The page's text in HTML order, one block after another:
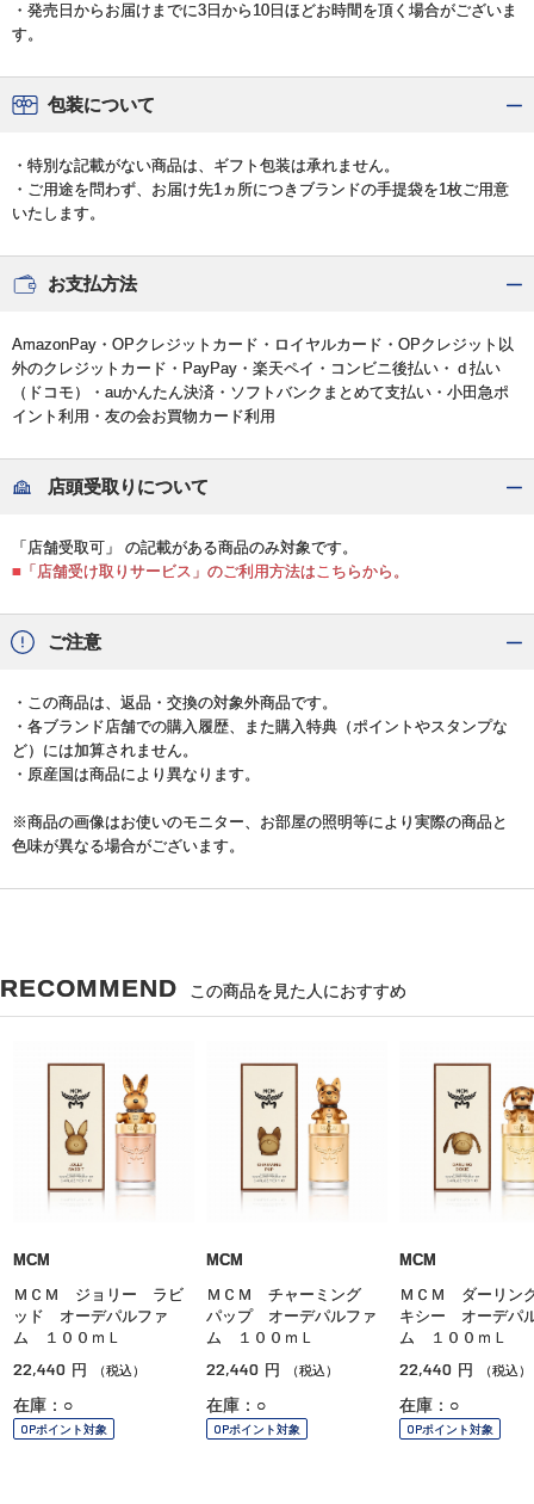
・発売日からお届けまでに3日から10日ほどお時間を頂く場合がございま
す。
包装について
・特別な記載がない商品は、ギフト包装は承れません。
・ご用途を問わず、お届け先1ヵ所につきブランドの手提袋を1枚ご用意
いたします。
お支払方法
AmazonPay・OPクレジットカード・ロイヤルカード・OPクレジット以
外のクレジットカード・PayPay・楽天ペイ・コンビニ後払い・ｄ払い
（ドコモ）・auかんたん決済・ソフトバンクまとめて支払い・小田急ポ
イント利用・友の会お買物カード利用
店頭受取りについて
「店舗受取可」 の記載がある商品のみ対象です。
■「店舗受け取りサービス」のご利用方法はこちらから。
ご注意
・この商品は、返品・交換の対象外商品です。
・各ブランド店舗での購入履歴、また購入特典（ポイントやスタンプな
ど）には加算されません。
・原産国は商品により異なります。
※商品の画像はお使いのモニター、お部屋の照明等により実際の商品と
色味が異なる場合がございます。
RECOMMEND この商品を見た人におすすめ
MCM
ＭＣＭ ジョリー ラビ
ッド オーデパルファ
ム １００ｍＬ
22,440 円 （税込）
在庫：○
OPポイント対象
MCM
ＭＣＭ チャーミング
パップ オーデパルファ
ム １００ｍＬ
22,440 円 （税込）
在庫：○
OPポイント対象
MCM
ＭＣＭ ダーリン
キシー オーデパ
ム １００ｍＬ
22,440 円 （税込）
在庫：○
OPポイント対象